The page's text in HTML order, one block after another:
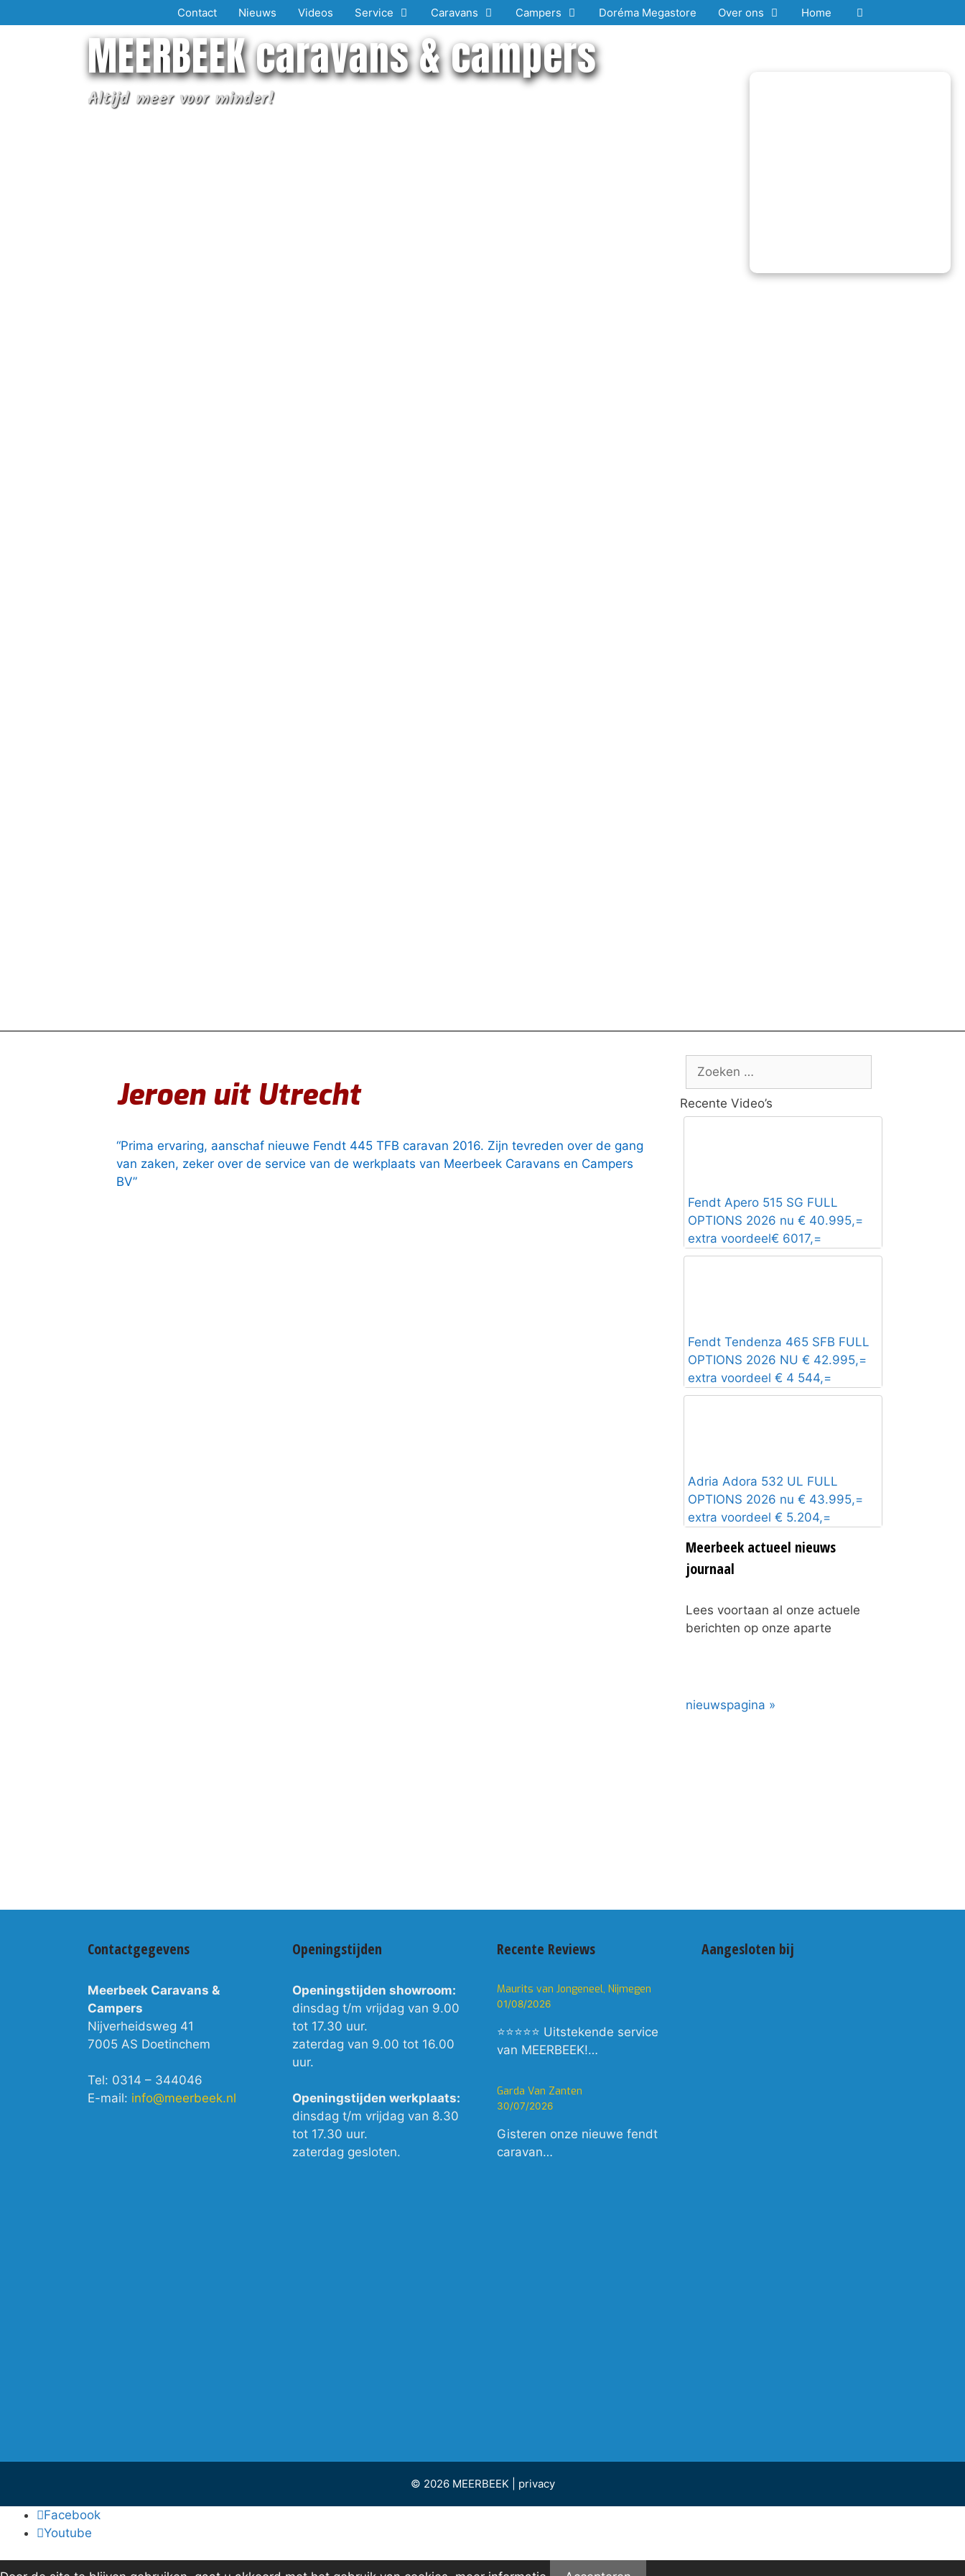
naar
Contact Nieuws Videos Service Caravans Campers Doréma Megastore Over ons Home
MEERBEEK caravans & campers
Altijd meer voor minder!
Jeroen uit Utrecht
“Prima ervaring, aanschaf nieuwe Fendt 445 TFB caravan 2016. Zijn tevreden over de gang
van zaken, zeker over de service van de werkplaats van Meerbeek Caravans en Campers
BV”
naar:
Recente Video’s
Fendt Apero 515 SG FULL
OPTIONS 2026 nu € 40.995,=
extra voordeel€ 6017,=
Fendt Tendenza 465 SFB FULL
OPTIONS 2026 NU € 42.995,=
extra voordeel € 4 544,=
Adria Adora 532 UL FULL
OPTIONS 2026 nu € 43.995,=
extra voordeel € 5.204,=
Meerbeek actueel nieuws
journaal
Lees voortaan al onze actuele
berichten op onze aparte
nieuwspagina »
Contactgegevens
Meerbeek Caravans &
Campers
Nijverheidsweg 41
7005 AS Doetinchem
Tel: 0314 – 344046
E-mail: info@meerbeek.nl
Openingstijden
Openingstijden showroom:
dinsdag t/m vrijdag van 9.00
tot 17.30 uur.
zaterdag van 9.00 tot 16.00
uur.
Openingstijden werkplaats:
dinsdag t/m vrijdag van 8.30
tot 17.30 uur.
zaterdag gesloten.
Recente Reviews
Maurits van Jongeneel, Nijmegen
01/08/2026
⭐⭐⭐⭐⭐ Uitstekende service
van MEERBEEK!…
Garda Van Zanten
30/07/2026
Gisteren onze nieuwe fendt
caravan…
Aangesloten bij
© 2026 MEERBEEK | privacy
Facebook
Youtube